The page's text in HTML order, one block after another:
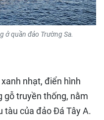
ở quần đảo Trường Sa.
nhạt, điển hình
gỗ truyền thống, nằm
tàu của đảo Đá Tây A.